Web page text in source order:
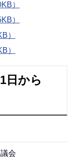
）
）
）
）
日から
会